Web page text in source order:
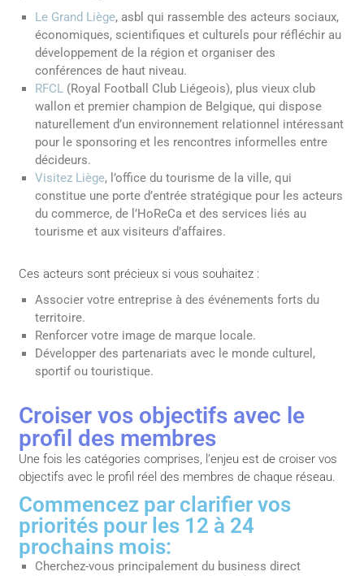
Le Grand Liège, asbl qui rassemble des acteurs sociaux,
économiques, scientifiques et culturels pour réfléchir au
développement de la région et organiser des
conférences de haut niveau.
RFCL (Royal Football Club Liégeois), plus vieux club
wallon et premier champion de Belgique, qui dispose
naturellement d’un environnement relationnel intéressant
pour le sponsoring et les rencontres informelles entre
décideurs.
Visitez Liège, l’office du tourisme de la ville, qui
constitue une porte d’entrée stratégique pour les acteurs
du commerce, de l’HoReCa et des services liés au
tourisme et aux visiteurs d’affaires.
Ces acteurs sont précieux si vous souhaitez :
Associer votre entreprise à des événements forts du
territoire.
Renforcer votre image de marque locale.
Développer des partenariats avec le monde culturel,
sportif ou touristique.
Croiser vos objectifs avec le
profil des membres
Une fois les catégories comprises, l’enjeu est de croiser vos
objectifs avec le profil réel des membres de chaque réseau.
Commencez par clarifier vos
priorités pour les 12 à 24
prochains mois:
Cherchez-vous principalement du business direct